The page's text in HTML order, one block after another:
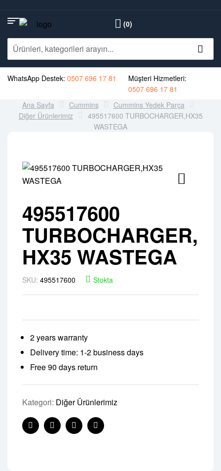
(0)
WhatsApp Destek: 0507 696 17 81
Müşteri Hizmetleri:
0507 696 17 81
Ana Sayfa
Cummins
Cummins Yedek Parça
Diğer Ürünlerimiz
495517600 TURBOCHARGER,HX35
WASTEGA
495517600
TURBOCHARGER,
HX35 WASTEGA
SKU: 495517600 Stokta
2 years warranty
Delivery time: 1-2 business days
Free 90 days return
Kategori: Diğer Ürünlerimiz
FacebookTwitterLinkedinPinterest